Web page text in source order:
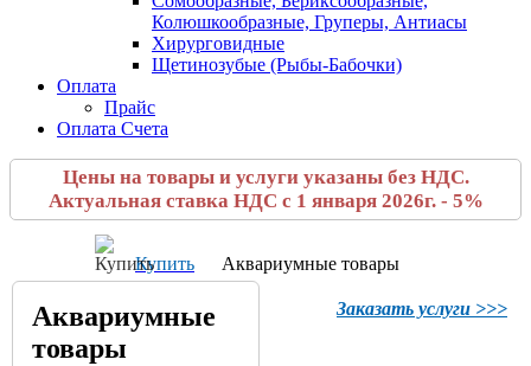
Колюшкообразные, Груперы, Антиасы
Хирурговидные
Щетинозубые (Рыбы-Бабочки)
Оплата
Прайс
Оплата Счета
Цены на товары и услуги указаны без НДС.
Актуальная ставка НДС с 1 января 2026г. - 5%
Купить Аквариумные товары
Заказать услуги >>>
Аквариумные
товары